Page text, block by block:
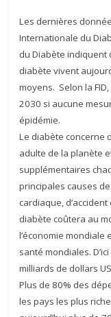
Les dernières
Internationale du
du Diabète indiquent
diabète vivent
moyens. Selon la
2030 si aucune
épidémie.
Le diabète concerne
adulte de la planète
supplémentaires
principales causes
cardiaque,
diabète coûtera au
l’économie mondiale
santé mondiales.
milliards de dollars
Plus de 80% des
les pays les plus